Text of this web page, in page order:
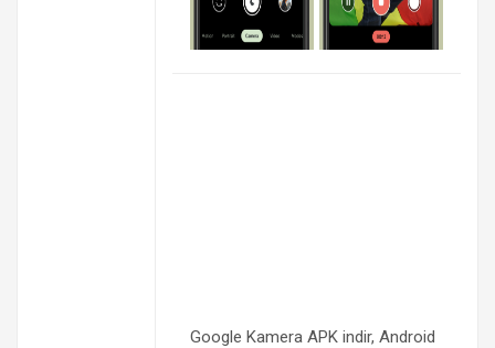
Google Kamera APK indir, Android